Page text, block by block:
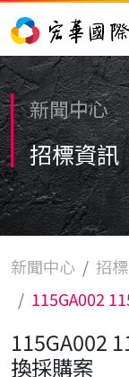
新聞中心
招標資訊
新聞中心
招
115GA002
115GA002
換採購案